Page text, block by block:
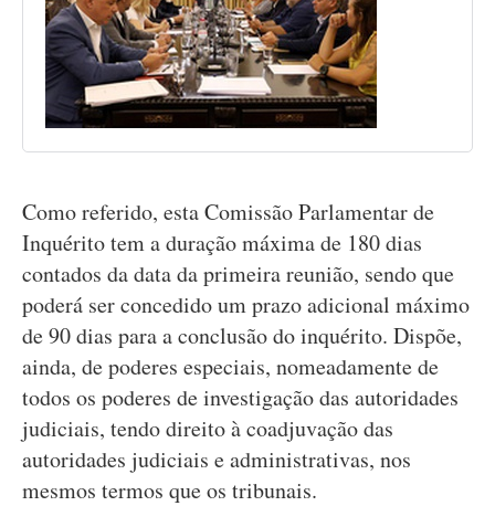
Como referido, esta Comissão Parlamentar de
Inquérito tem a duração máxima de 180 dias
contados da data da primeira reunião, sendo que
poderá ser concedido um prazo adicional máximo
de 90 dias para a conclusão do inquérito. Dispõe,
ainda, de poderes especiais, nomeadamente de
todos os poderes de investigação das autoridades
judiciais, tendo direito à coadjuvação das
autoridades judiciais e administrativas, nos
mesmos termos que os tribunais.